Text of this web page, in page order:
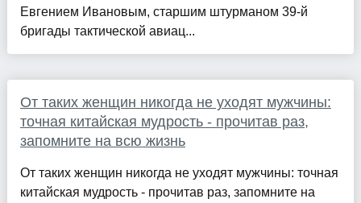
Евгением Ивановым, старшим штурманом 39-й
бригады тактической авиац...
От таких женщин никогда не уходят мужчины:
точная китайская мудрость - прочитав раз,
запомните на всю жизнь
От таких женщин никогда не уходят мужчины: точная
китайская мудрость - прочитав раз, запомните на